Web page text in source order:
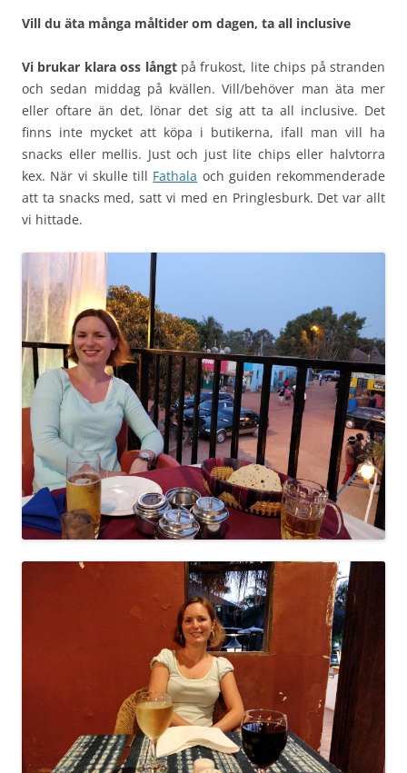
Vill du äta många måltider om dagen, ta all inclusive
Vi brukar klara oss långtpå frukost, lite chips på stranden
och sedan middag på kvällen. Vill/behöver man äta mer
eller oftare än det, lönar det sig att ta all inclusive. Det
finns inte mycket att köpa i butikerna, ifall man vill ha
snacks eller mellis. Just och just lite chips eller halvtorra
kex. När vi skulle till Fathala och guiden rekommenderade
att ta snacks med, satt vi med en Pringlesburk. Det var allt
vi hittade.